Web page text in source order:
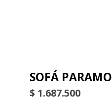
SOFÁ PARAMO
$ 1.687.500